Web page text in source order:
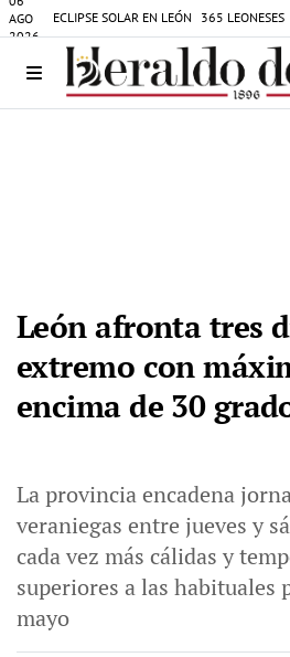
AGO
2026
ECLIPSE SOLAR EN LEÓN 365 LEONESES
León afronta tres
extremo con
encima de 30
La provincia encadena
veraniegas entre jueves y
cada vez más cálidas y
superiores a las habituales
mayo